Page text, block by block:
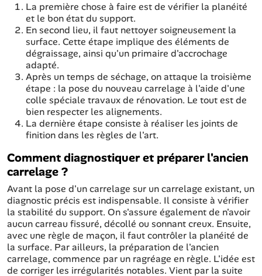
La première chose à faire est de vérifier la planéité
et le bon état du support.
En second lieu, il faut nettoyer soigneusement la
surface. Cette étape implique des éléments de
dégraissage, ainsi qu'un primaire d'accrochage
adapté.
Après un temps de séchage, on attaque la troisième
étape : la pose du nouveau carrelage à l'aide d'une
colle spéciale travaux de rénovation. Le tout est de
bien respecter les alignements.
La dernière étape consiste à réaliser les joints de
finition dans les règles de l'art.
Comment diagnostiquer et préparer l'ancien
carrelage ?
Avant la pose d'un carrelage sur un carrelage existant, un
diagnostic précis est indispensable. Il consiste à vérifier
la stabilité du support. On s'assure également de n'avoir
aucun carreau fissuré, décollé ou sonnant creux. Ensuite,
avec une règle de maçon, il faut contrôler la planéité de
la surface. Par ailleurs, la préparation de l'ancien
carrelage, commence par un ragréage en règle. L'idée est
de corriger les irrégularités notables. Vient par la suite